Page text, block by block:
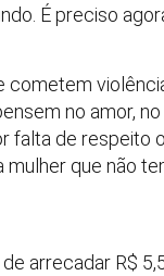
É preciso
cometem
no amor,
falta de respeito
mulher que não
arrecadar R$